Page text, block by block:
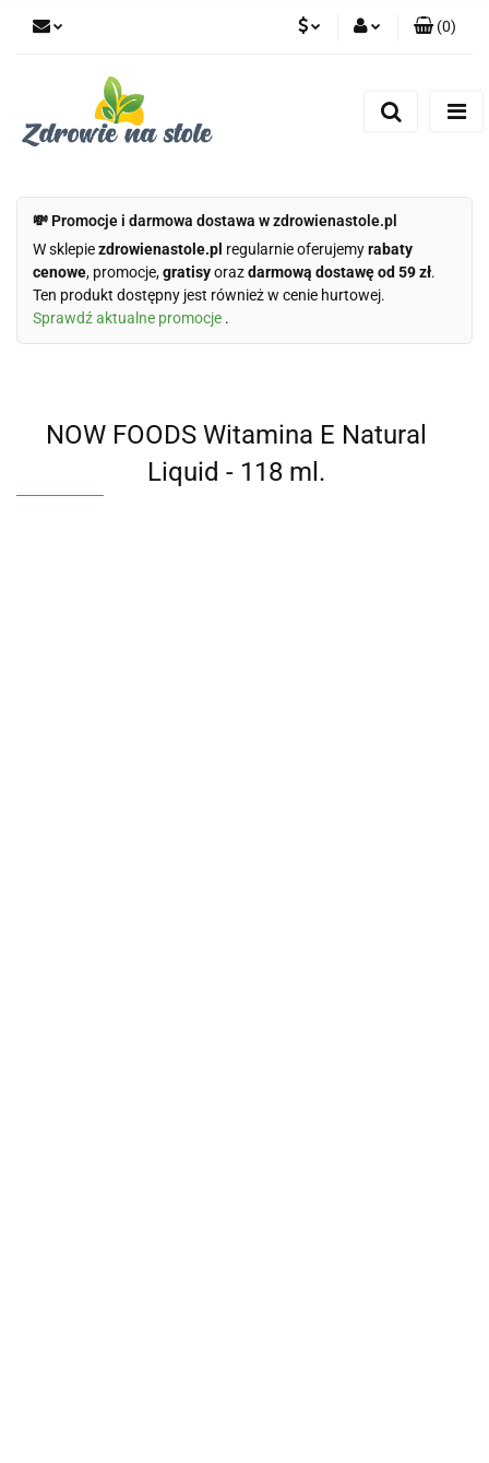
(0)
💸 Promocje i darmowa dostawa w zdrowienastole.pl
W sklepiezdrowienastole.pl regularnie oferujemyrabaty
cenowe, promocje,gratisyorazdarmową dostawę od 59 zł.
Ten produkt dostępny jest również w cenie hurtowej.
Sprawdź aktualne promocje .
NOW FOODS Witamina E Natural
Liquid - 118 ml.